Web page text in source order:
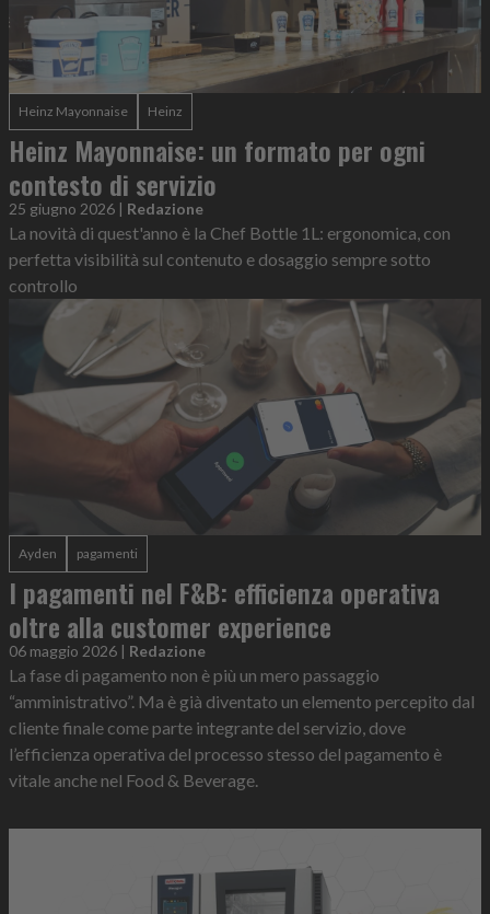
Heinz Mayonnaise Heinz
Heinz Mayonnaise: un formato per ogni
contesto di servizio
25 giugno 2026 | Redazione
La novità di quest'anno è la Chef Bottle 1L: ergonomica, con
perfetta visibilità sul contenuto e dosaggio sempre sotto
controllo
Ayden pagamenti
I pagamenti nel F&B: efficienza operativa
oltre alla customer experience
06 maggio 2026 | Redazione
La fase di pagamento non è più un mero passaggio
“amministrativo”. Ma è già diventato un elemento percepito dal
cliente finale come parte integrante del servizio, dove
l’efficienza operativa del processo stesso del pagamento è
vitale anche nel Food & Beverage.